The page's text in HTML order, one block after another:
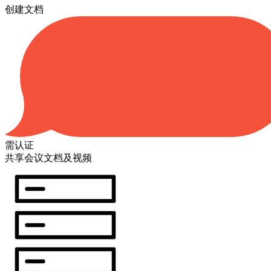
创建文档
需认证
共享会议文档及视频